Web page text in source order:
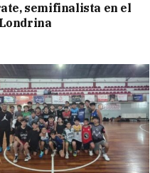
semifinalista en el